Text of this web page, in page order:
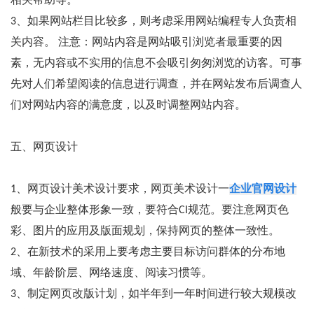
3、如果网站栏目比较多，则考虑采用网站编程专人负责相
关内容。 注意：网站内容是网站吸引浏览者最重要的因
素，无内容或不实用的信息不会吸引匆匆浏览的访客。可事
先对人们希望阅读的信息进行调查，并在网站发布后调查人
们对网站内容的满意度，以及时调整网站内容。
五、网页设计
1、网页设计美术设计要求，网页美术设计一企业官网设计
般要与企业整体形象一致，要符合CI规范。要注意网页色
彩、图片的应用及版面规划，保持网页的整体一致性。
2、在新技术的采用上要考虑主要目标访问群体的分布地
域、年龄阶层、网络速度、阅读习惯等。
3、制定网页改版计划，如半年到一年时间进行较大规模改